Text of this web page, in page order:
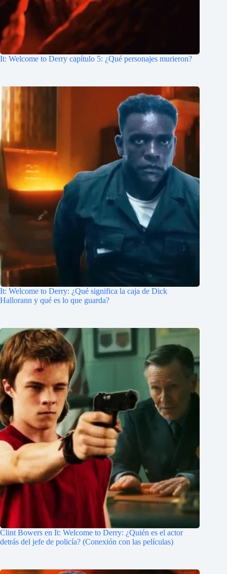
It: Welcome to Derry capítulo 5: ¿Qué personajes murieron?
It: Welcome to Derry: ¿Qué significa la caja de Dick
Hallorann y qué es lo que guarda?
Clint Bowers en It: Welcome to Derry: ¿Quién es el actor
detrás del jefe de policía? (Conexión con las películas)